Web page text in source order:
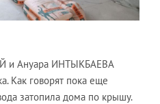
и Ануара ИНТЫКБАЕВА
Как говорят пока еще
затопила дома по крышу.